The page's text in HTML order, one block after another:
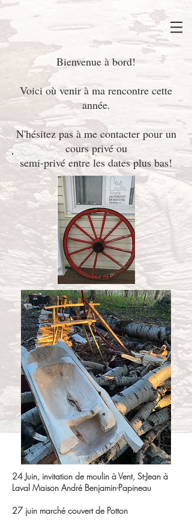
Bienvenue à bord!
Voici où venir à ma rencontre cette
année.
N'hésitez pas à me contacter pour un
cours privé ou
semi-privé entre les dates plus bas!
24 Juin, invitation de moulin à Vent, St-Jean à
Laval Maison André Benjamin-Papineau
​27 juin marché couvert de Potton